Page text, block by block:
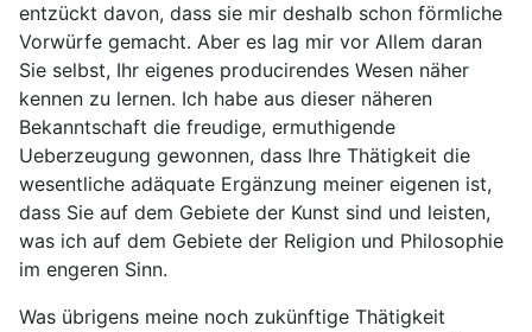
entzückt davon, dass sie mir deshalb schon förmliche
Vorwürfe gemacht. Aber es lag mir vor Allem daran
Sie selbst, Ihr eigenes producirendes Wesen näher
kennen zu lernen. Ich habe aus dieser näheren
Bekanntschaft die freudige, ermuthigende
Ueberzeugung gewonnen, dass Ihre Thätigkeit die
wesentliche adäquate Ergänzung meiner eigenen ist,
dass Sie auf dem Gebiete der Kunst sind und leisten,
was ich auf dem Gebiete der Religion und Philosophie
im engeren Sinn.
Was übrigens meine noch zukünftige Thätigkeit